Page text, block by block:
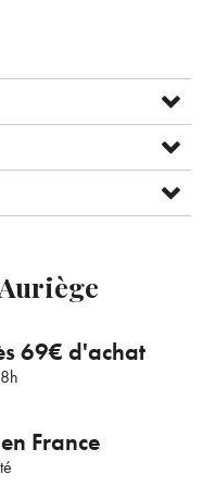
69€ d'achat
France